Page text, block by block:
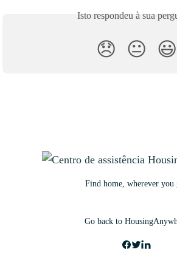
Isto respondeu à sua
😞 😐 😃
Find home, wherever you
Go back to